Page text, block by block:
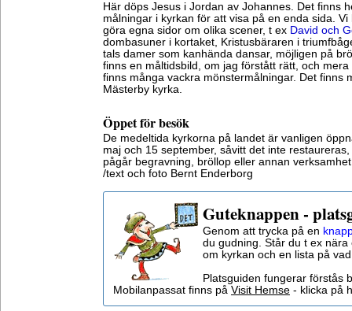
Här döps Jesus i Jordan av Johannes. Det finns
målningar i kyrkan för att visa på en enda sida.
göra egna sidor om olika scener, t ex David och
dombasuner i kortaket, Kristusbäraren i
tals damer som kanhända dansar, möjligen på
finns en måltidsbild, om jag förstått rätt, och
finns många vackra mönstermålningar. Det finns
Mästerby kyrka.
Öppet för besök
De medeltida kyrkorna på landet är vanligen
maj och 15 september, såvitt det inte
pågår begravning, bröllop eller annan
/text och foto Bernt Enderborg
Guteknappen -
Genom att trycka på en
du gudning. Står du t ex
om kyrkan och en lista på
Platsguiden fungerar förstås
Mobilanpassat finns på Visit Hemse - klicka på